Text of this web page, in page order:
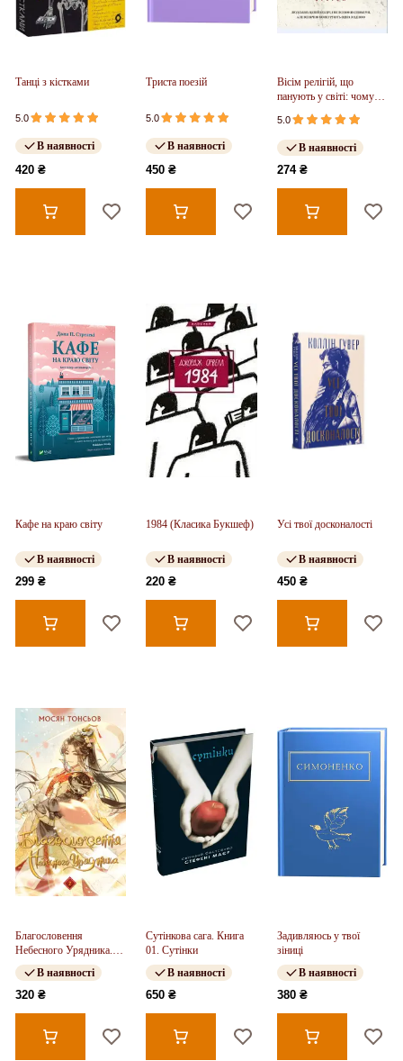
Танці з кістками
5.0
В наявності
420 ₴
Триста поезій
5.0
В наявності
450 ₴
Вісім релігій, що
панують у світі: чому
їхні відмінності мають
значення
5.0
В наявності
274 ₴
Кафе на краю світу
В наявності
299 ₴
1984 (Класика Букшеф)
В наявності
220 ₴
Усі твої досконалості
В наявності
450 ₴
Благословення
Небесного Урядника.
Том 2
В наявності
320 ₴
Сутінкова сага. Книга
01. Сутінки
В наявності
650 ₴
Задивляюсь у твої
зіниці
В наявності
380 ₴